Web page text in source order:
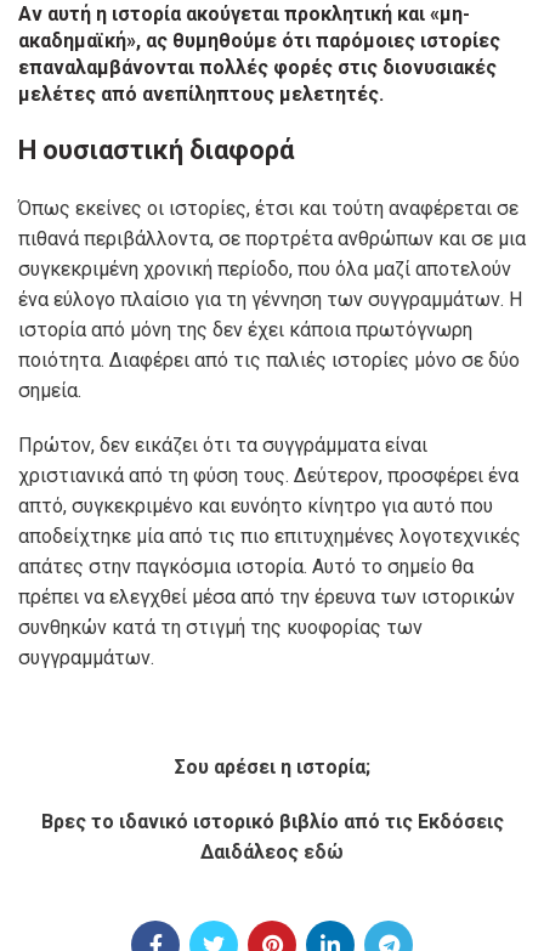
Αν αυτή η ιστορία ακούγεται προκλητική και «μη-
ακαδημαϊκή», ας θυμηθούμε ότι παρόμοιες ιστορίες
επαναλαμβάνονται πολλές φορές στις διονυσιακές
μελέτες από ανεπίληπτους μελετητές.
Η ουσιαστική διαφορά
Όπως εκείνες οι ιστορίες, έτσι και τούτη αναφέρεται σε
πιθανά περιβάλλοντα, σε πορτρέτα ανθρώπων και σε μια
συγκεκριμένη χρονική περίοδο, που όλα μαζί αποτελούν
ένα εύλογο πλαίσιο για τη γέννηση των συγγραμμάτων. Η
ιστορία από μόνη της δεν έχει κάποια πρωτόγνωρη
ποιότητα. Διαφέρει από τις παλιές ιστορίες μόνο σε δύο
σημεία.
Πρώτον, δεν εικάζει ότι τα συγγράμματα είναι
χριστιανικά από τη φύση τους. Δεύτερον, προσφέρει ένα
απτό, συγκεκριμένο και ευνόητο κίνητρο για αυτό που
αποδείχτηκε μία από τις πιο επιτυχημένες λογοτεχνικές
απάτες στην παγκόσμια ιστορία. Αυτό το σημείο θα
πρέπει να ελεγχθεί μέσα από την έρευνα των ιστορικών
συνθηκών κατά τη στιγμή της κυοφορίας των
συγγραμμάτων.
Σου αρέσει η ιστορία;
Βρες το ιδανικό ιστορικό βιβλίο από τις Εκδόσεις
Δαιδάλεος εδώ